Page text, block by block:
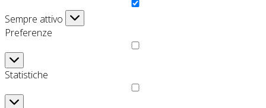
Funzionale
Sempre attivo
Preferenze
Preferenze
Statistiche
Statistiche